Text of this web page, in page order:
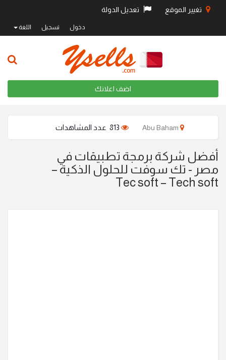
تغيير الموقع تعديل الدولة
دخول تسجيل اللغة
اضف اعلانك
أفضل شركة برمجة تطبيقات في
مصر - تك سوفت للحلول الذكية –
Tec soft – Tech soft